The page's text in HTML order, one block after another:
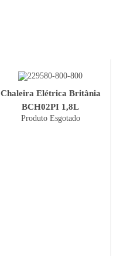
Chaleira Elétrica Britânia
BCH02PI 1,8L
Produto Esgotado